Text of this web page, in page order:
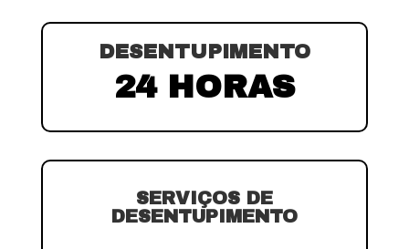
DESENTUPIMENTO
24 HORAS
SERVIÇOS DE
DESENTUPIMENTO